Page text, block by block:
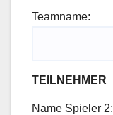
Teamname:
TEILNEHMER
Name Spieler 2: